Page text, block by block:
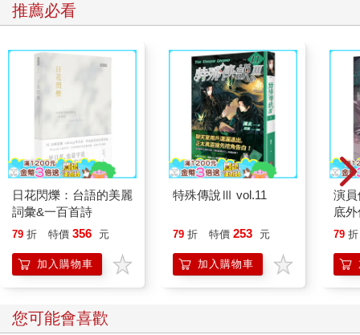
推薦必看
日花閃爍：台語的美麗
詞彙&一百首詩
79 折 特價 356 元
加入購物車
特殊傳說Ⅲ vol.11
79 折 特價 253 元
加入購物車
演
底
79 折
您可能會喜歡